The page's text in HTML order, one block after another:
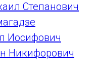
Степанович
Иосифович
Никифорович